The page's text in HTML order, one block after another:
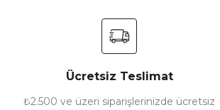
Bu ürüne benzer farklı alternatifler olmalı.
Ücretsiz Teslimat
₺2.500 ve üzeri siparişlerinizde ücretsiz